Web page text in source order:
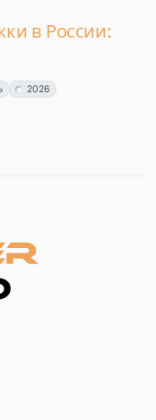
в России:
2026